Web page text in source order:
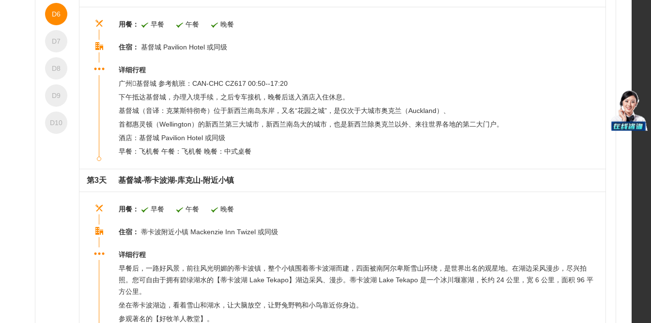
D6
D7
D8
D9
D10
用餐： 早餐 午餐 晚餐
住宿： 基督城 Pavilion Hotel 或同级
详细行程
广州基督城 参考航班：CAN-CHC CZ617 00:50--17:20
下午抵达基督城，办理入境手续，之后专车接机，晚餐后送入酒店入住休息。
基督城（音译：克莱斯特彻奇）位于新西兰南岛东岸，又名“花园之城”，是仅次于大城市奥克兰（Auckland）、
首都惠灵顿（Wellington）的新西兰第三大城市，新西兰南岛大的城市，也是新西兰除奥克兰以外、来往世界各地的第二大门户。
酒店：基督城 Pavilion Hotel 或同级
早餐：飞机餐 午餐：飞机餐 晚餐：中式桌餐
第3天 基督城-蒂卡波湖-库克山-附近小镇
用餐： 早餐 午餐 晚餐
住宿： 蒂卡波附近小镇 Mackenzie Inn Twizel 或同级
详细行程
早餐后，一路好风景，前往风光明媚的蒂卡波镇，整个小镇围着蒂卡波湖而建，四面被南阿尔卑斯雪山环绕，是世界出名的观星地。在湖边采风漫步，尽兴拍
照。您可自由于拥有碧绿湖水的【蒂卡波湖 Lake Tekapo】湖边采风、漫步。蒂卡波湖 Lake Tekapo 是一个冰川堰塞湖，长约 24 公里，宽 6 公里，面积 96 平
方公里。
坐在蒂卡波湖边，看着雪山和湖水，让大脑放空，让野兔野鸭和小鸟靠近你身边。
参观著名的【好牧羊人教堂】。